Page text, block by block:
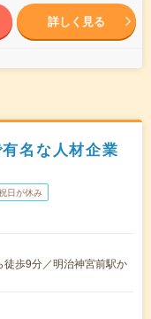
詳しく見る
名な人材企業
日が休み
歩9分／明治神宮前駅か